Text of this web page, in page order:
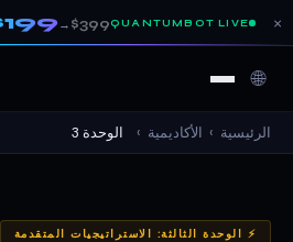
QUANTUMBOT LIVE
$399
→ ×
🌐
الرئيسية › الأكاديمية › الوحدة 3
⚡ الوحدة الثالثة: الاستراتيجيات المتقدمة